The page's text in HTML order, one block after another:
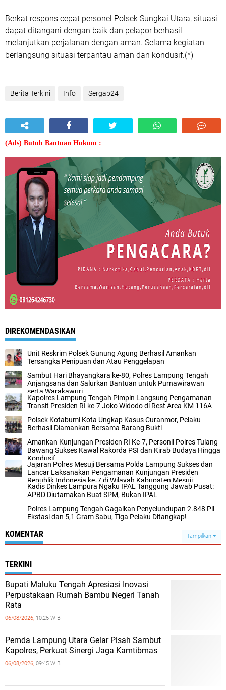
Berkat respons cepat personel Polsek Sungkai Utara, situasi
dapat ditangani dengan baik dan pelapor berhasil
melanjutkan perjalanan dengan aman. Selama kegiatan
berlangsung situasi terpantau aman dan kondusif.(*)
Berita Terkini Info Sergap24
(Ads) Butuh Bantuan Hukum :
DIREKOMENDASIKAN
Unit Reskrim Polsek Gunung Agung Berhasil Amankan
Tersangka Penipuan dan Atau Penggelapan
Sambut Hari Bhayangkara ke-80, Polres Lampung Tengah
Anjangsana dan Salurkan Bantuan untuk Purnawirawan
serta Warakawuri
Kapolres Lampung Tengah Pimpin Langsung Pengamanan
Transit Presiden RI ke-7 Joko Widodo di Rest Area KM 116A
Polsek Kotabumi Kota Ungkap Kasus Curanmor, Pelaku
Berhasil Diamankan Bersama Barang Bukti
Amankan Kunjungan Presiden RI Ke-7, Personil Polres Tulang
Bawang Sukses Kawal Rakorda PSI dan Kirab Budaya Hingga
Kondusif
Jajaran Polres Mesuji Bersama Polda Lampung Sukses dan
Lancar Laksanakan Pengamanan Kunjungan Presiden
Republik Indonesia ke‑7 di Wilayah Kabupaten Mesuji
Kadis Dinkes Lampura Ngaku IPAL Tanggung Jawab Pusat:
APBD Diutamakan Buat SPM, Bukan IPAL
Polres Lampung Tengah Gagalkan Penyelundupan 2.848 Pil
Ekstasi dan 5,1 Gram Sabu, Tiga Pelaku Ditangkap!
KOMENTAR Tampilkan
TERKINI
Bupati Maluku Tengah Apresiasi Inovasi
Perpustakaan Rumah Bambu Negeri Tanah
Rata
06/08/2026, 10:25 WIB
Pemda Lampung Utara Gelar Pisah Sambut
Kapolres, Perkuat Sinergi Jaga Kamtibmas
06/08/2026, 09:45 WIB